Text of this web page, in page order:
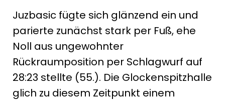
Juzbasic fügte sich glänzend ein und
parierte zunächst stark per Fuß, ehe
Noll aus ungewohnter
Rückraumposition per Schlagwurf auf
28:23 stellte (55.). Die Glockenspitzhalle
glich zu diesem Zeitpunkt einem